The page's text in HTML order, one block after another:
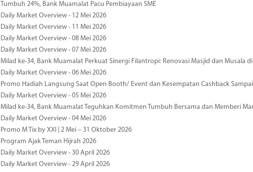
Tumbuh 24%, Bank Muamalat Pacu Pembiayaan SME
Daily Market Overview - 12 Mei 2026
Daily Market Overview - 11 Mei 2026
Daily Market Overview - 08 Mei 2026
Daily Market Overview - 07 Mei 2026
Milad ke-34, Bank Muamalat Perkuat Sinergi Filantropi: Renovasi Masjid dan Musala
Daily Market Overview - 06 Mei 2026
Promo Hadiah Langsung Saat Open Booth/ Event dan Kesempatan Cashback
Daily Market Overview - 05 Mei 2026
Milad ke-34, Bank Muamalat Teguhkan Komitmen Tumbuh Bersama dan Memberi
Daily Market Overview - 04 Mei 2026
Promo M Tix by XXI | 2 Mei – 31 Oktober 2026
Program Ajak Teman Hijrah 2026
Daily Market Overview - 30 April 2026
Daily Market Overview - 29 April 2026